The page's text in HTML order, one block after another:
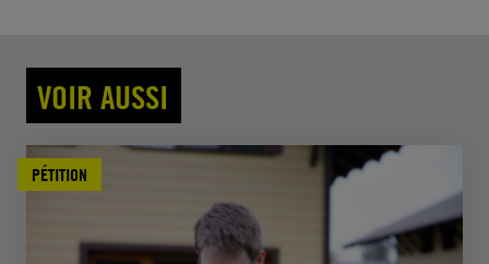
VOIR AUSSI
PÉTITION